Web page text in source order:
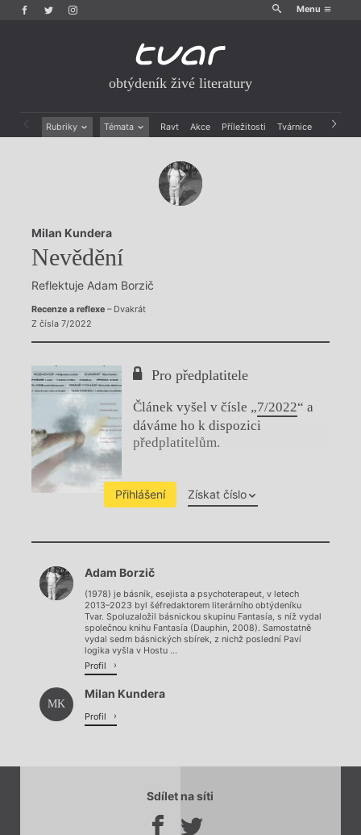
Menu
obtýdeník živé literatury
Rubriky Témata Ravt Akce Příležitosti Tvárnice Archiv
Rozhovory
Dokument
Výroční ceny
Milan Kundera
Nevědění
Reflektuje Adam Borzič
Recenze a reflexe– Dvakrát
Z čísla 7/2022
Pro předplatitele
Článek vyšel v čísle „7/2022“ a
dáváme ho k dispozici
předplatitelům.
Přihlášení Získat číslo
Chviličku.
Načítá se.
Adam Borzič
(1978) je básník, esejista a psychoterapeut, v letech
2013–2023 byl šéfredaktorem literárního obtýdeníku
Tvar. Spoluzaložil básnickou skupinu Fantasía, s níž vydal
společnou knihu Fantasía (Dauphin, 2008). Samostatně
vydal sedm básnických sbírek, z nichž poslední Paví
logika vyšla v Hostu ...
Profil
MK
Milan Kundera
Profil
Sdílet na síti